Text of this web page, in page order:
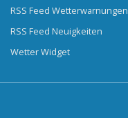
RSS Feed Wetterwarnungen
RSS Feed Neuigkeiten
Wetter Widget